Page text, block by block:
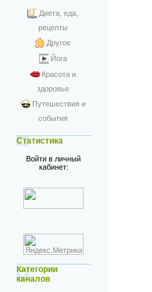
Диета, еда,
рецепты
Другое
Йога
Красота и
здоровье
Путешествия и
события
Статистика
Войти в личный
кабинет:
Категории
каналов